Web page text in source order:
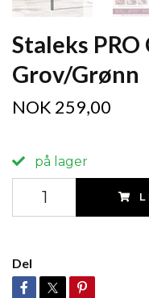
Staleks
Grov/Grønn
NOK 259,00
på lager
Del